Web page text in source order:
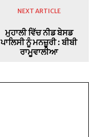
NEXT ARTICLE
ਮੁਹਾਲੀ ਵਿੱਚ ਨੀਡ ਬੇਸਡ
ਪਾਲਿਸੀ ਨੂੰ ਮਨਜ਼ੂਰੀ : ਬੀਬੀ
ਰਾਮੂਵਾਲੀਆ